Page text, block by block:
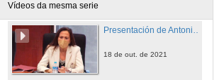
Vídeos da mesma serie
Presentación de Antonio Villanueva
18 de out. de 2021